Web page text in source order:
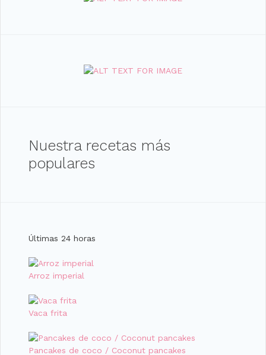
Nuestra recetas más
populares
Últimas 24 horas
Arroz imperial
Vaca frita
Pancakes de coco / Coconut pancakes